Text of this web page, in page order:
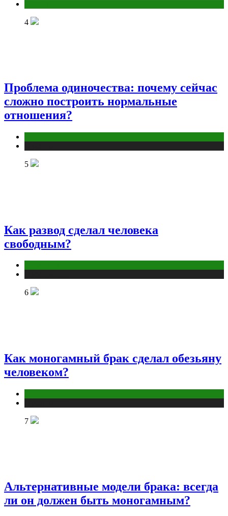
4
Проблема одиночества: почему сейчас
сложно построить нормальные
отношения?
5
Как развод сделал человека
свободным?
6
Как моногамный брак сделал обезьяну
человеком?
7
Альтернативные модели брака: всегда
ли он должен быть моногамным?